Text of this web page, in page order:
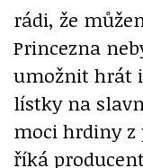
rádi, že
Princezna
umožnit hrát
lístky na
moci hrdiny z
říká